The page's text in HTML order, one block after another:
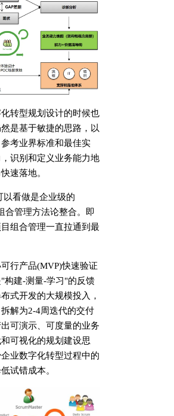
转型规划设计的时候也
是基于敏捷的思路，以
考业界标准和最佳实
识别和定义业务能力地
速落地。
以看做是企业级的
合管理方法论整合。即
组合管理一直拉通到最
行产品(MVP)快速验证
构建-测量-学习"的反馈
式开发的大规模投入，
解为2-4周迭代的交付
可演示、可度量的业务
可视化的规划建设思
业数字化转型过程中的
试错成本。